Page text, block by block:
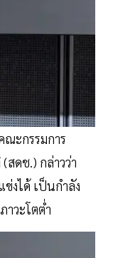
ณะกรรมการ
ดช.) กล่าวว่า
ข่งได้ เป็นกำลัง
วะโตต่ำ